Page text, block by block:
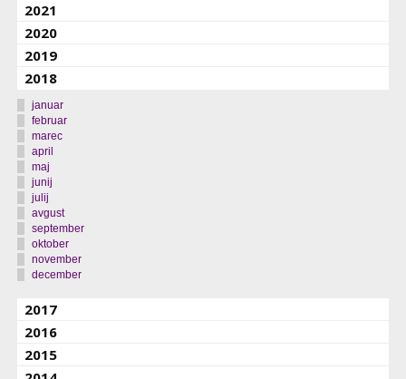
2021
2020
2019
2018
januar
februar
marec
april
maj
junij
julij
avgust
september
oktober
november
december
2017
2016
2015